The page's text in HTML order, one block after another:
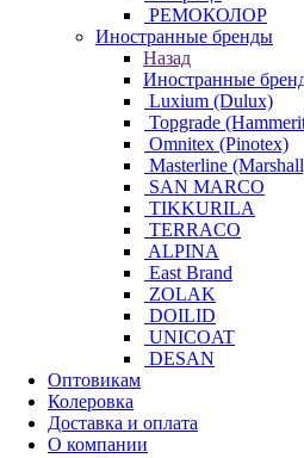
РЕМОКОЛОР
Иностранные бренды
Назад
Иностранные
Luxium (Dulux)
Topgrade
Omnitex (Pinotex)
Masterline
SAN MARCO
TIKKURILA
TERRACO
ALPINA
East Brand
ZOLAK
DOILID
UNICOAT
DESAN
Оптовикам
Колеровка
Доставка и оплата
О компании